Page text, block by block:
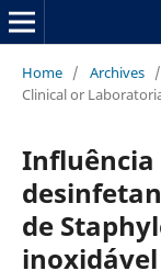
Home / Archives /
Clinical or
Influência
de
inoxidável